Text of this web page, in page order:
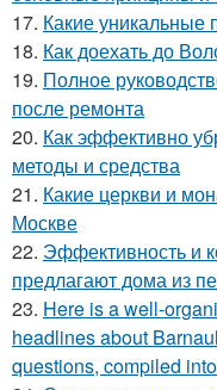
17. Какие
18. Как доехать до
19. Полное
после ремонта
20. Как эффективно
методы и средства
21. Какие церкви и
Москве
22. Эффективность и
предлагают дома из
23. Here is a well-
headlines about
questions, compiled